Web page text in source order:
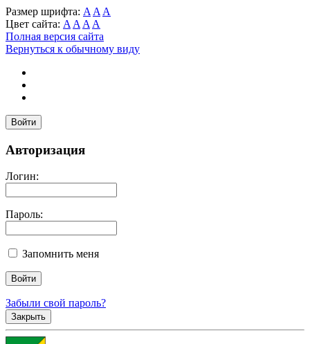
Размер шрифта: A A A
Цвет сайта: A A A A
Полная версия сайта
Вернуться к обычному виду
Войти
Авторизация
Логин:
Пароль:
Запомнить меня
Забыли свой пароль?
Закрыть